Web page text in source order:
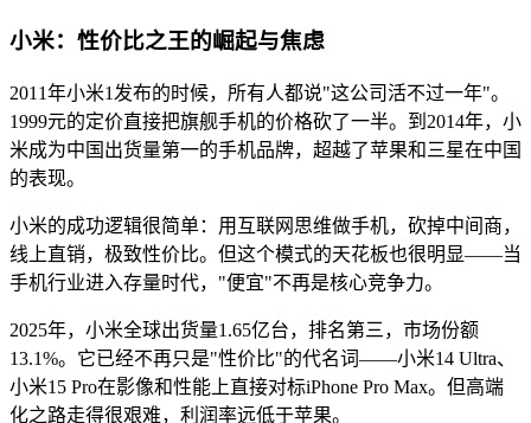
小米：性价比之王的崛起与焦虑
2011年小米1发布的时候，所有人都说"这公司活不过一年"。
1999元的定价直接把旗舰手机的价格砍了一半。到2014年，小
米成为中国出货量第一的手机品牌，超越了苹果和三星在中国
的表现。
小米的成功逻辑很简单：用互联网思维做手机，砍掉中间商，
线上直销，极致性价比。但这个模式的天花板也很明显——当
手机行业进入存量时代，"便宜"不再是核心竞争力。
2025年，小米全球出货量1.65亿台，排名第三，市场份额
13.1%。它已经不再只是"性价比"的代名词——小米14 Ultra、
小米15 Pro在影像和性能上直接对标iPhone Pro Max。但高端
化之路走得很艰难，利润率远低于苹果。